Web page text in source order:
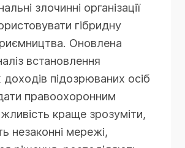
злочинні організації
гібридну
Оновлена
встановлення
підозрюваних осіб
правоохоронним
краще зрозуміти,
незаконні мережі,